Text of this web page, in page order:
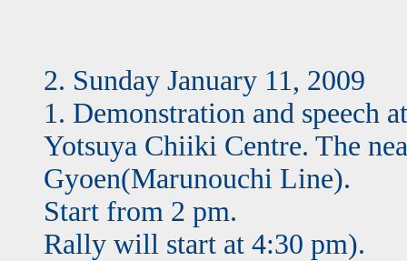
2. Sunday January 11, 2009
1. Demonstration and speech
Yotsuya Chiiki Centre. The
Gyoen(Marunouchi Line).
Start from 2 pm.
Rally will start at 4:30 pm).